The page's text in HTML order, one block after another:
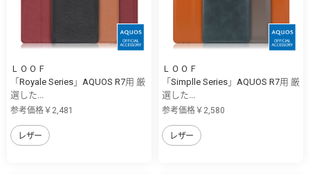
ＬＯＯＦ
「Royale Series」AQUOS R7用 厳
選した...
参考価格￥2,481
レザー
ＬＯＯＦ
「Simplle Series」AQUOS R7用 厳
選した...
参考価格￥2,580
レザー